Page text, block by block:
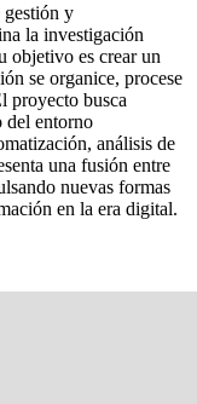
y
la investigación
objetivo es crear un
se organice, procese
proyecto busca
del entorno
análisis de
una fusión entre
nuevas formas
en la era digital.